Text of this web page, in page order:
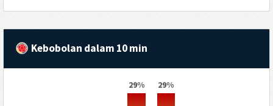
Kebobolan dalam 10 min
29% 29%